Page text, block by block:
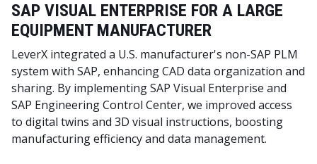
SAP VISUAL ENTERPRISE FOR A LARGE
EQUIPMENT MANUFACTURER
LeverX integrated a U.S. manufacturer's non-SAP PLM
system with SAP, enhancing CAD data organization and
sharing. By implementing SAP Visual Enterprise and
SAP Engineering Control Center, we improved access
to digital twins and 3D visual instructions, boosting
manufacturing efficiency and data management.